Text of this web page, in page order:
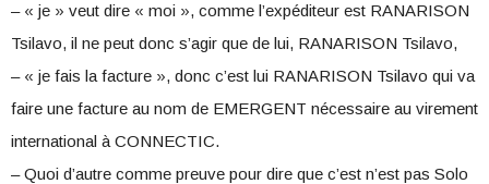
– « je » veut dire « moi », comme l’expéditeur est RANARISON
Tsilavo, il ne peut donc s’agir que de lui, RANARISON Tsilavo,
– « je fais la facture », donc c’est lui RANARISON Tsilavo qui va
faire une facture au nom de EMERGENT nécessaire au virement
international à CONNECTIC.
– Quoi d’autre comme preuve pour dire que c’est n’est pas Solo